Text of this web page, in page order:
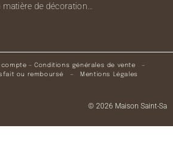
de décoration…
compte –Conditions générales de vente –
ou remboursé – Mentions Légales
© 2026 Maison Saint-Sa